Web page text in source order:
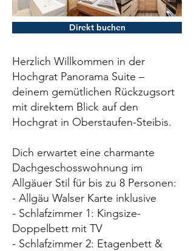
Direkt buchen
Herzlich Willkommen in der
Hochgrat Panorama Suite –
deinem gemütlichen Rückzugsort
mit direktem Blick auf den
Hochgrat in Oberstaufen-Steibis.
Dich erwartet eine charmante
Dachgeschosswohnung im
Allgäuer Stil für bis zu 8 Personen:
- Allgäu Walser Karte inklusive
- Schlafzimmer 1: Kingsize-
Doppelbett mit TV
- Schlafzimmer 2: Etagenbett &